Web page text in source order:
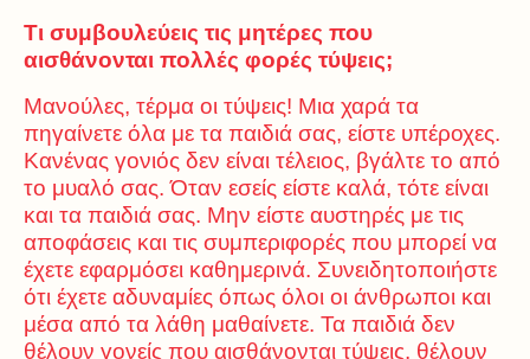
Τι συμβουλεύεις τις μητέρες που
αισθάνονται πολλές φορές τύψεις;
Μανούλες, τέρμα οι τύψεις! Μια χαρά τα
πηγαίνετε όλα με τα παιδιά σας, είστε υπέροχες.
Κανένας γονιός δεν είναι τέλειος, βγάλτε το από
το μυαλό σας. Όταν εσείς είστε καλά, τότε είναι
και τα παιδιά σας. Μην είστε αυστηρές με τις
αποφάσεις και τις συμπεριφορές που μπορεί να
έχετε εφαρμόσει καθημερινά. Συνειδητοποιήστε
ότι έχετε αδυναμίες όπως όλοι οι άνθρωποι και
μέσα από τα λάθη μαθαίνετε. Τα παιδιά δεν
θέλουν γονείς που αισθάνονται τύψεις, θέλουν